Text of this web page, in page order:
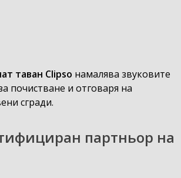
таван Clipso намалява звуковите
почистване и отговаря на
сгради.
партньор на